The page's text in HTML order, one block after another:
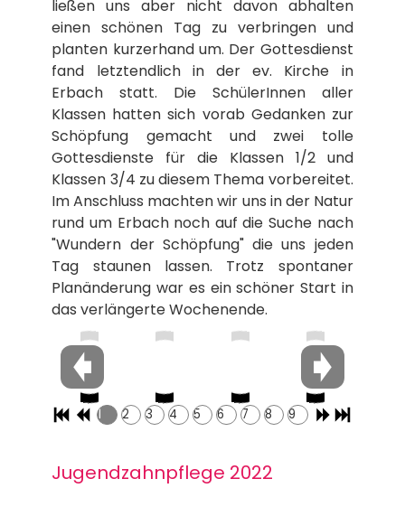
ließen uns aber nicht davon abhalten
einen schönen Tag zu verbringen und
planten kurzerhand um. Der Gottesdienst
fand letztendlich in der ev. Kirche in
Erbach statt. Die SchülerInnen aller
Klassen hatten sich vorab Gedanken zur
Schöpfung gemacht und zwei tolle
Gottesdienste für die Klassen 1/2 und
Klassen 3/4 zu diesem Thema vorbereitet.
Im Anschluss machten wir uns in der Natur
rund um Erbach noch auf die Suche nach
"Wundern der Schöpfung" die uns jeden
Tag staunen lassen. Trotz spontaner
Planänderung war es ein schöner Start in
das verlängerte Wochenende.
1 2 3 4 5 6 7 8 9
Jugendzahnpflege 2022